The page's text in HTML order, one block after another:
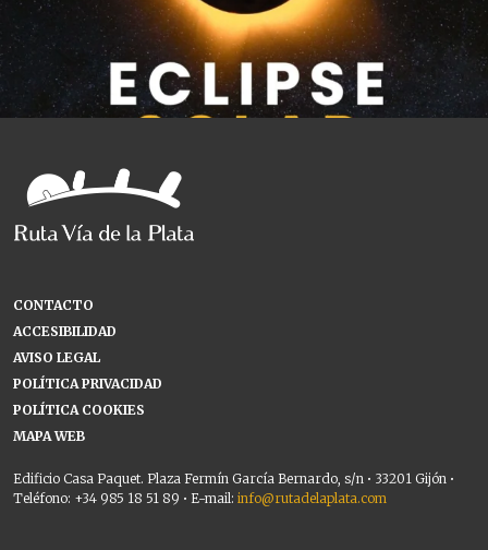
CONTACTO
ACCESIBILIDAD
AVISO LEGAL
POLÍTICA PRIVACIDAD
POLÍTICA COOKIES
MAPA WEB
Edificio Casa Paquet. Plaza Fermín García Bernardo, s/n • 33201 Gijón •
Teléfono: +34 985 18 51 89 • E-mail: info@rutadelaplata.com